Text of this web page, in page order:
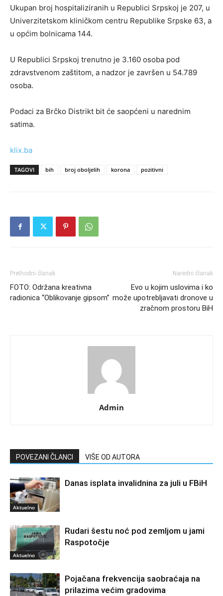
Ukupan broj hospitaliziranih u Republici Srpskoj je 207, u
Univerzitetskom kliničkom centru Republike Srpske 63, a
u općim bolnicama 144.
U Republici Srpskoj trenutno je 3.160 osoba pod
zdravstvenom zaštitom, a nadzor je završen u 54.789
osoba.
Podaci za Brčko Distrikt bit će saopćeni u narednim
satima.
klix.ba
TAGOVI bih broj oboljelih korona pozitivni
Prethodni članak
FOTO: Održana kreativna
radionica “Oblikovanje gipsom”
Naredni članak
Evo u kojim uslovima i ko
može upotrebljavati dronove u
zračnom prostoru BiH
Admin
POVEZANI ČLANCI VIŠE OD AUTORA
Aktuelno
Danas isplata invalidnina za juli u FBiH
Aktuelno
Rudari šestu noć pod zemljom u jami
Raspotočje
Pojačana frekvencija saobraćaja na
prilazima većim gradovima